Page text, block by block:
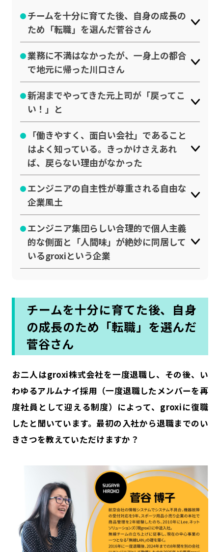
チームを十分に育てた後、自身の成長の
ため「転職」を選んだ菅谷さん
業務に不満はなかったが、一身上の都合
で地元に帰った川口さん
新潟までやってきた元上司が「戻ってこ
い！」と
「働きやすく、面白い会社」であること
はよく知っている。きっかけさえあれ
ば、戻らない理由がなかった
エンジニアの自主性が尊重される自由な
企業風土
エンジニア集団らしい合理的で個人主義
的な側面と「人間味」が絶妙に同居して
いるgroxiという企業
チームを十分に育てた後、自身
の成長のため「転職」を選んだ
菅谷さん
――お二人はgroxi株式会社を一度退職し、その後、い
わゆるアルムナイ採用（一度退職したメンバーを再
度社員として迎える制度）によって、groxiに復職
したと聞いています。最初の入社から退職までのい
きさつを教えていただけますか？